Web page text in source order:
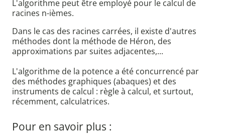
L'algorithme peut être employé pour le calcul de
racines n-ièmes.
Dans le cas des racines carrées, il existe d'autres
méthodes dont la méthode de Héron, des
approximations par suites adjacentes,...
L'algorithme de la potence a été concurrencé par
des méthodes graphiques (abaques) et des
instruments de calcul : règle à calcul, et surtout,
récemment, calculatrices.
Pour en savoir plus :